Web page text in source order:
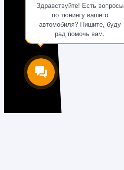
Здравствуйте! Есть вопросы
по тюнингу вашего
автомобиля? Пишите, буду
рад помочь вам.